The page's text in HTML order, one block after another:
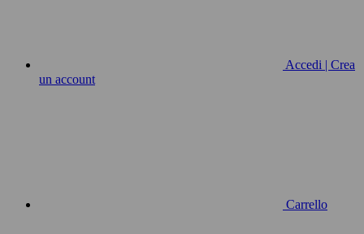
Accedi | Crea
un account
Carrello